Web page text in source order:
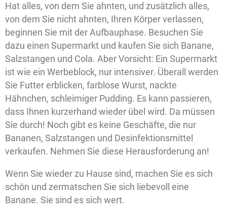
Hat alles, von dem Sie ahnten, und zusätzlich alles,
von dem Sie nicht ahnten, Ihren Körper verlassen,
beginnen Sie mit der Aufbauphase. Besuchen Sie
dazu einen Supermarkt und kaufen Sie sich Banane,
Salzstangen und Cola. Aber Vorsicht: Ein Supermarkt
ist wie ein Werbeblock, nur intensiver. Überall werden
Sie Futter erblicken, farblose Wurst, nackte
Hähnchen, schleimiger Pudding. Es kann passieren,
dass Ihnen kurzerhand wieder übel wird. Da müssen
Sie durch! Noch gibt es keine Geschäfte, die nur
Bananen, Salzstangen und Desinfektionsmittel
verkaufen. Nehmen Sie diese Herausforderung an!
Wenn Sie wieder zu Hause sind, machen Sie es sich
schön und zermatschen Sie sich liebevoll eine
Banane. Sie sind es sich wert.